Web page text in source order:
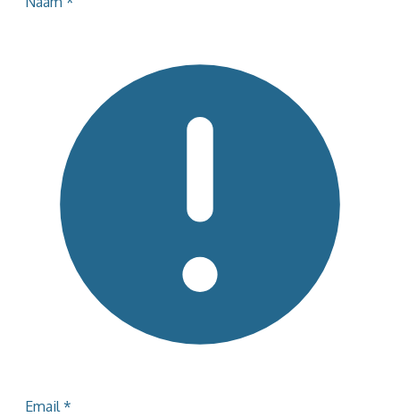
Email *